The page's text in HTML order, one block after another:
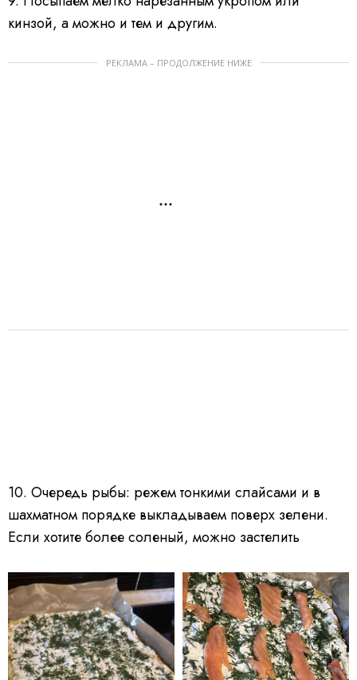
кинзой, а можно и тем и другим.
РЕКЛАМА – ПРОДОЛЖЕНИЕ НИЖЕ
10. Очередь рыбы: режем тонкими слайсами и в
шахматном порядке выкладываем поверх зелени.
Если хотите более соленый, можно застелить